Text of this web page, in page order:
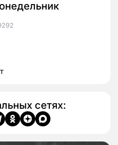
сетях: